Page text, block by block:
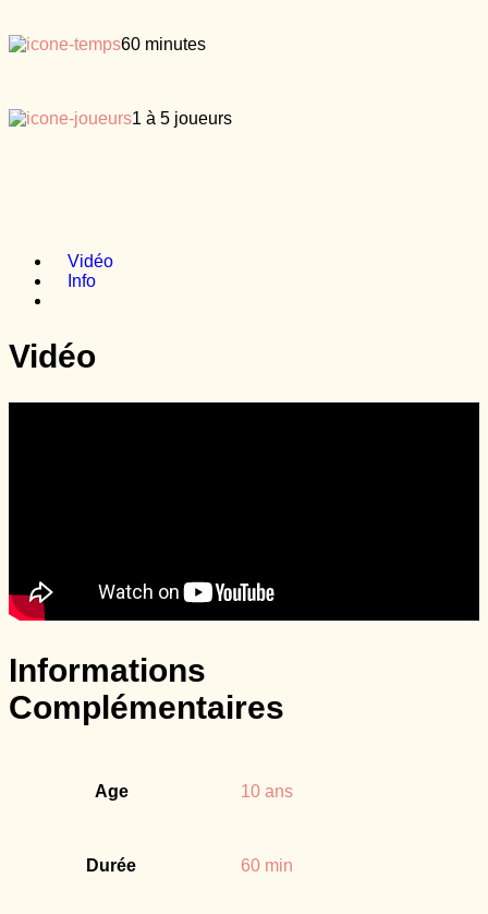
60 minutes
1 à 5 joueurs
Vidéo
Info
Vidéo
Informations
Complémentaires
Age 10 ans
Durée 60 min